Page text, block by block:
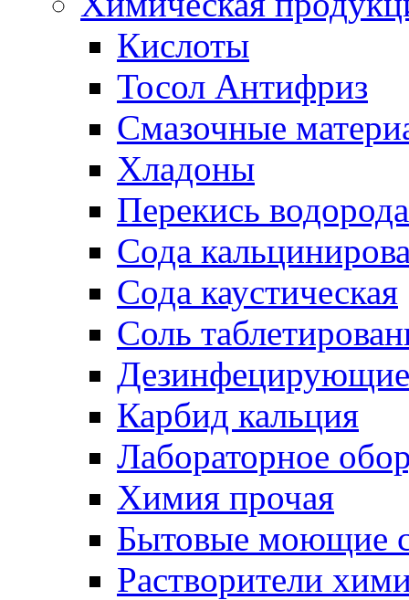
Кислоты
Тосол Антифриз
Смазочные
Хладоны
Перекись водорода
Сода
Сода каустическая
Соль
Дезинфецирующие
Карбид кальция
Лабораторное
Химия прочая
Бытовые моющие
Растворители